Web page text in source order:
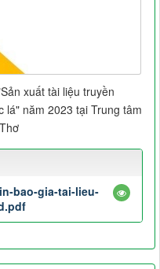
xuất tài liệu truyền
lá" năm 2023 tại Trung tâm
bao-gia-tai-lieu-